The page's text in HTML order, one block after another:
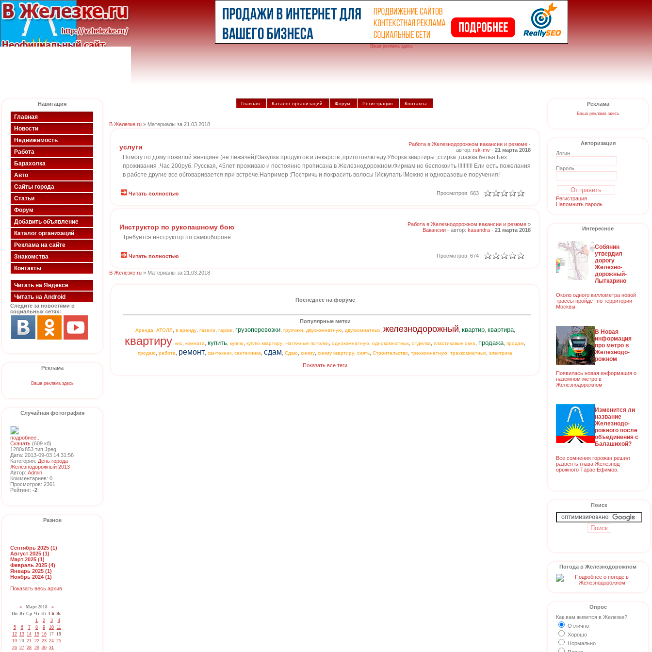
Ваша реклама здесь
Навигация
Главная
Новости
Недвижимость
Работа
Барахолка
Авто
Сайты города
Статьи
Форум
Добавить объявление
Каталог организаций
Реклама на сайте
Знакомства
Контакты
Читать на Яндексе
Читать на Android
Следите за новостями в
социальных сетях:
Реклама
Ваша реклама здесь
Случайная фотография
подробнее...
Скачать (609 кб)
1280x853 тип Jpeg
Дата: 2013-09-03 14:31:56
Категория: День города
Железнодорожный 2013
Автор: Admin
Комментариев: 0
Просмотров: 2361
Рейтинг: -2
Разное
Сентябрь 2025 (1)
Август 2025 (1)
Март 2025 (1)
Февраль 2025 (4)
Январь 2025 (1)
Ноябрь 2024 (1)
Показать весь архив
«Март 2018 »
Пн Вт Ср Чт Пт Сб Вс
1
2 3
4
5
6 7 8 9 10 11
12 13 14 15 16 17 18
19 20 21 22 23 24 25
26 27 28 29 30 31
Главная Каталог организаций Форум Регистрация Контакты
В Железке.ru » Материалы за 21.03.2018
услуги Работа в Железнодорожном вакансии и резюме -
автор: rsk-mv - 21 марта 2018
Помогу по дому пожилой женщине (не лежачей)!Закупка продуктов и лекарств ,приготовлю еду.Уборка квартиры ,стирка ,глажка белья.Без
проживания .Час 200руб. Русская, 45лет проживаю и постоянно прописана в Железнодорожном.Фирмам не беспокоить !!!!!!!!!! Ели есть пожелания
в работе другие все обговаривается при встрече.Например :Постричь и покрасить волосы !Искупать !Можно и одноразовые поручения!
Читать полностью Просмотров: 663 |
Инструктор по рукопашному бою Работа в Железнодорожном вакансии и резюме »
Вакансии - автор: kasandra - 21 марта 2018
Требуется инструктор по самообороне
Читать полностью Просмотров: 674 |
В Железке.ru » Материалы за 21.03.2018
Последнее на форуме
Популярные метки
Аренда АТОЛЛ в аренду, газели гараж, грузоперевозки, грузчики двухкомнатную двухкомнатных, железнодорожный квартир, квартира,
квартиру кис комната купить куплю куплю квартиру Натяжные потолки однокомнатную однокомнатных отделка пластиковые окна продажа продам
продаю работа ремонт сантехник сантехника сдам Сдаю сниму сниму квартиру снять Строительство трехкомнатную трехкомнатных электрика
Показать все теги
Реклама
Ваша реклама здесь
Авторизация
Логин
Пароль
Регистрация
Напомнить пароль
Интересное
Собянин
утвердил
дорогу
Железно-
дорожный-
Лыткарино
Около одного киллометра новой
трассы пройдет по территории
Москвы.
В Новая
информация
про метро в
Железнодо-
рожном
Появилась новая информация о
наземном метро в
Железнодорожном
Изменится ли
название
Железнодо-
рожного после
объединения с
Балашихой?
Все сомнения горожан решил
развеять глава Железнод-
орожного Тарас Ефимов.
Поиск
Погода в Железнодорожном
Опрос
Как вам живется в Железке?
Отлично
Хорошо
Нормально